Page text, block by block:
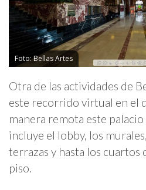
Foto: Bellas Artes
Otra de las actividades de
este recorrido virtual en el
manera remota este
incluye el lobby, los
terrazas y hasta los cuartos
piso.